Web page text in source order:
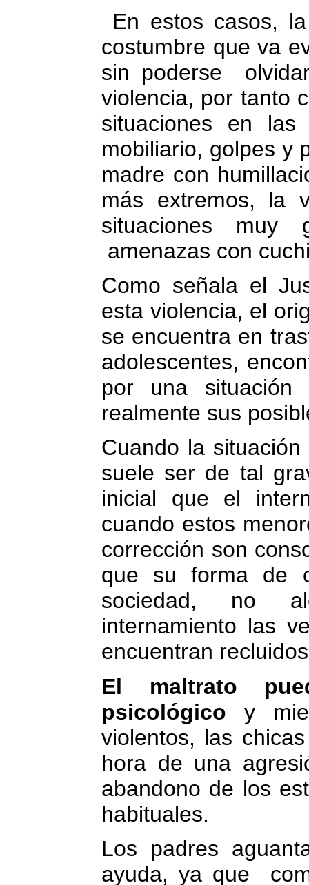
En estos casos,
costumbre que va
sin poderse
violencia, por tanto
situaciones en
mobiliario, golpes y
madre con
más extremos, la
situaciones muy
amenazas con
Como señala el
esta violencia, el
se encuentra en
adolescentes,
por una
realmente sus
Cuando la
suele ser de tal
inicial que el
cuando estos
corrección son
que su forma de
sociedad, no
internamiento las
encuentran
El maltrato
psicológico y
violentos, las
hora de una
abandono de los
habituales.
Los padres
ayuda, ya que